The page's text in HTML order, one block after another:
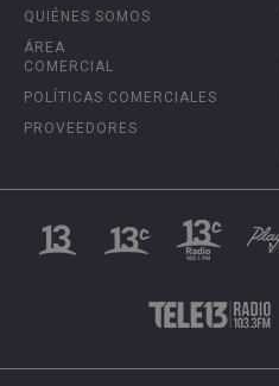
QUIÉNES SOMOS
ÁREA
COMERCIAL
POLÍTICAS COMERCIALES
PROVEEDORES